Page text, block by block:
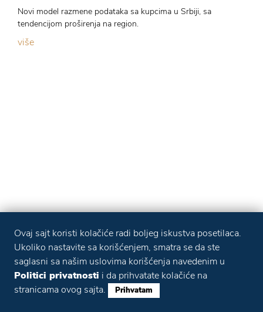
Novi model razmene podataka sa kupcima u Srbiji, sa
tendencijom proširenja na region.
više
Ovaj sajt koristi kolačiće radi boljeg iskustva posetilaca.
Ukoliko nastavite sa korišćenjem, smatra se da ste
saglasni sa našim uslovima korišćenja navedenim u
Politici privatnosti i da prihvatate kolačiće na
stranicama ovog sajta.
Prihvatam